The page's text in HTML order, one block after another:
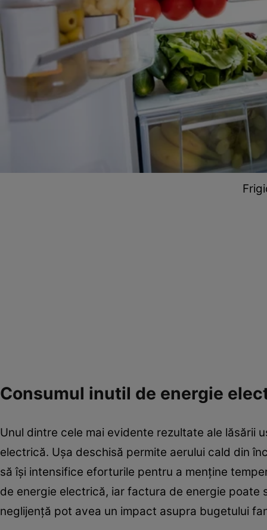
Consumul inutil de energie
Unul dintre cele mai evidente rezultate ale lăsării
electrică. Ușa deschisă permite aerului cald din
să își intensifice eforturile pentru a menține
de energie electrică, iar factura de energie poate
neglijență pot avea un impact asupra bugetului